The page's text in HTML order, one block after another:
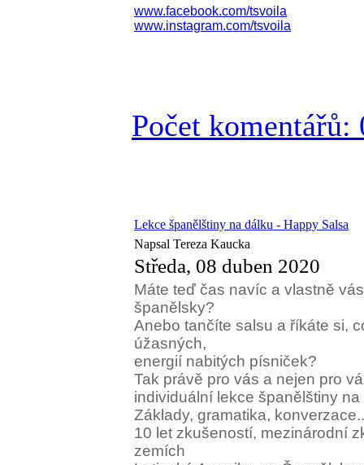
www.facebook.com/tsvoila
www.instagram.com/tsvoila
Počet komentářů:
Lekce španělštiny na dálku - Happy Salsa
Napsal Tereza Kaucka
Středa, 08 duben 2020
Máte teď čas navíc a vlastně
španělsky?
Anebo tančíte salsu a říkáte si,
úžasných,
energií nabitých písniček?
Tak právě pro vás a nejen pro
individuální lekce španělštiny
Základy, gramatika,
10 let zkušeností, mezinárodní
zemích